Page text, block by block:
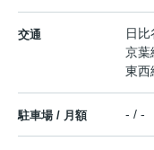
交通 日比
京葉
東西
駐車場 / 月額 - / -